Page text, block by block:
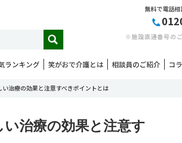
無料で電話相
※施設直通番号の
ランキング 笑がおで介護とは 相談員のご紹介 コ
治療の効果と注意すべきポイントとは
治療の効果と注意す